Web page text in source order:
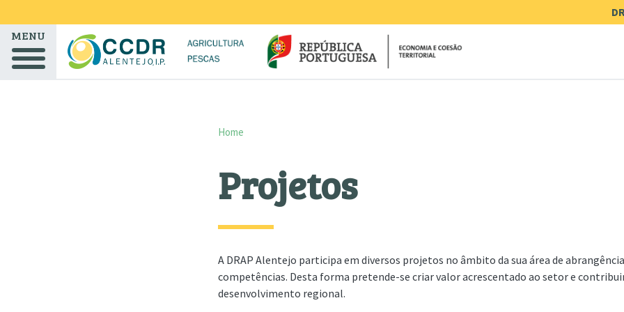
MENU
Home
Projetos
A DRAP Alentejo participa em diversos projetos no âmbito da sua área de
competências. Desta forma pretende-se criar valor acrescentado ao setor e
desenvolvimento regional.